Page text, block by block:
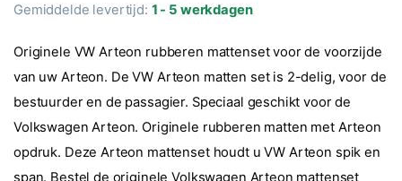
Gemiddelde levertijd: 1 - 5 werkdagen
Originele VW Arteon rubberen mattenset voor de voorzijde
van uw Arteon. De VW Arteon matten set is 2-delig, voor de
bestuurder en de passagier. Speciaal geschikt voor de
Volkswagen Arteon. Originele rubberen matten met Arteon
opdruk. Deze Arteon mattenset houdt u VW Arteon spik en
span. Bestel de originele Volkswagen Arteon mattenset